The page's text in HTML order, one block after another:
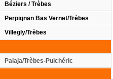
Béziers / Trèbes
Perpignan Bas Vernet/Trèbes
Villegly/Trèbes
Palaja/Trèbes-Puichéric